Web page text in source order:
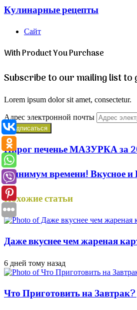
Кулинарные рецепты
Сайт
With Product You Purchase
Subscribe to our mailing list to
Lorem ipsum dolor sit amet, consectetur.
Адрес электронной почты
Пирог печенье МАЗУРКА за
Минимум времени! Вкусное
Похожие статьи
Даже вкуснее чем жареная
6 дней тому назад
Что Приготовить на